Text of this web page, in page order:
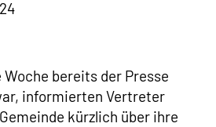
bereits der Presse
informierten Vertreter
kürzlich über ihre